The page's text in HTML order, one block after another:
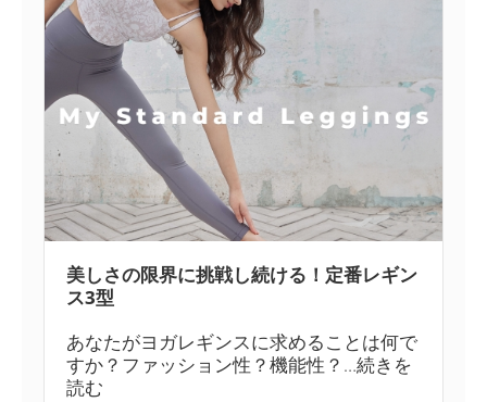
美しさの限界に挑戦し続ける！定番レギン
ス3型
あなたがヨガレギンスに求めることは何で
すか？ファッション性？機能性？…続きを
読む